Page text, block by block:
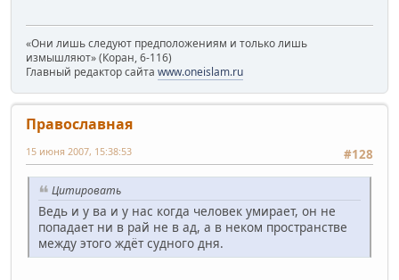
«Они лишь следуют предположениям и только лишь
измышляют» (Коран, 6-116)
Главный редактор сайта www.oneislam.ru
Православная
#128
15 июня 2007, 15:38:53
Цитировать
Ведь и у ва и у нас когда человек умирает, он не
попадает ни в рай не в ад, а в неком пространстве
между этого ждёт судного дня.